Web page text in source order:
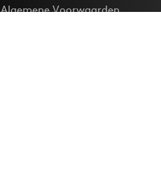
Algemene Voorwaarden